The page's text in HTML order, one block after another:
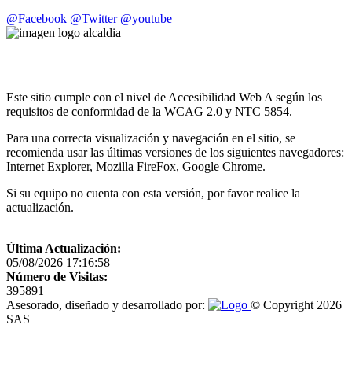
@Facebook @Twitter @youtube
Este sitio cumple con el nivel de Accesibilidad Web A según los
requisitos de conformidad de la WCAG 2.0 y NTC 5854.
Para una correcta visualización y navegación en el sitio, se
recomienda usar las últimas versiones de los siguientes navegadores:
Internet Explorer, Mozilla FireFox, Google Chrome.
Si su equipo no cuenta con esta versión, por favor realice la
actualización.
Última Actualización:
05/08/2026 17:16:58
Número de Visitas:
395891
Asesorado, diseñado y desarrollado por:
© Copyright 2026
SAS